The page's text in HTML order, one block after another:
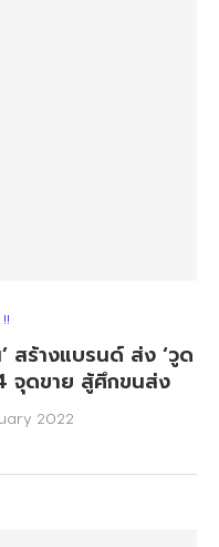
!!
สร้างแบรนด์ ส่ง ‘วูด
จุดขาย สู้ศึกขนส่ง
2022